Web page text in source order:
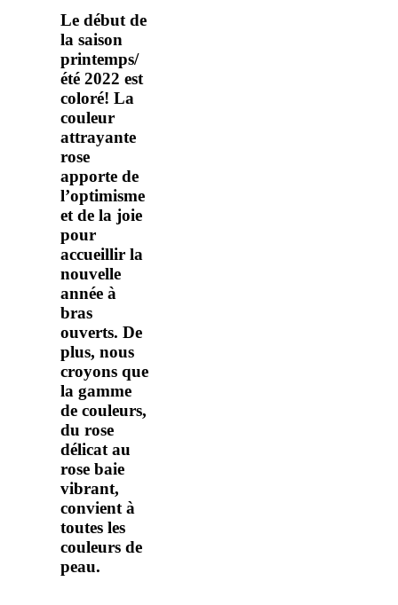
Le début de
la saison
printemps/
été 2022 est
coloré! La
couleur
attrayante
rose
apporte de
l’optimisme
et de la joie
pour
accueillir la
nouvelle
année à
bras
ouverts. De
plus, nous
croyons que
la gamme
de couleurs,
du rose
délicat au
rose baie
vibrant,
convient à
toutes les
couleurs de
peau.